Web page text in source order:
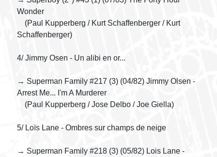
Wonder
(Paul Kupperberg / Kurt Schaffenberger / Kurt
Schaffenberger)
4/ Jimmy Osen - Un alibi en or...
→ Superman Family #217 (3) (04/82) Jimmy Olsen -
Arrest Me... I'm A Murderer
(Paul Kupperberg / Jose Delbo / Joe Giella)
5/ Loïs Lane - Ombres sur champs de neige
→ Superman Family #218 (3) (05/82) Lois Lane -